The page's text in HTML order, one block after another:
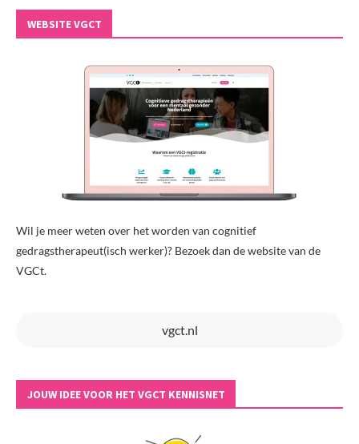
WEBSITE VGCT
Wil je meer weten over het worden van cognitief
gedragstherapeut(isch werker)? Bezoek dan de website van de
VGCt.
vgct.nl
JOUW IDEE VOOR HET VGCT KENNISNET